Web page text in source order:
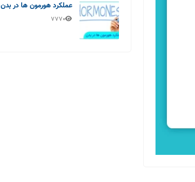
عملکرد هورمون ها در بدن
7770